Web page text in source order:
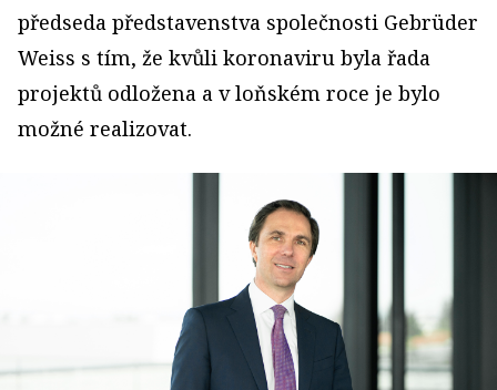
předseda představenstva společnosti Gebrüder
Weiss s tím, že kvůli koronaviru byla řada
projektů odložena a v loňském roce je bylo
možné realizovat.